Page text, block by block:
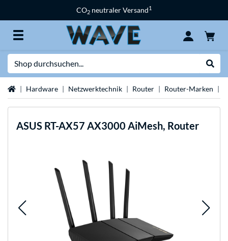
CO2 neutraler Versand1
StartseiteHardware Netzwerktechnik Router Router-Marken
ASUS RT-AX57 AX3000 AiMesh, Router